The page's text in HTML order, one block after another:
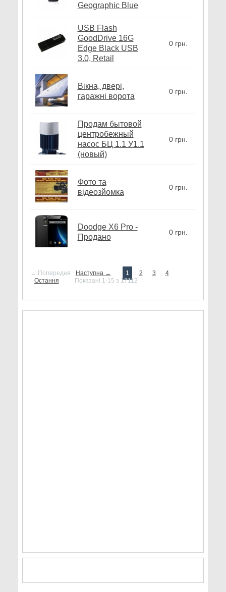
Geographic Blue
USB Flash
GoodDrive 16G
Edge Black USB
3.0, Retail
0 грн.
Вікна, двері,
гаражні ворота
0 грн.
Продам бытовой
центробежный
насос БЦ 1.1 У1.1
(новый)
0 грн.
Фото та
відеозйомка
0 грн.
Doodge X6 Pro -
Продано
0 грн.
← Попередня Наступна → 1 2 3
4
Остання
Показані 1-15 з 17112